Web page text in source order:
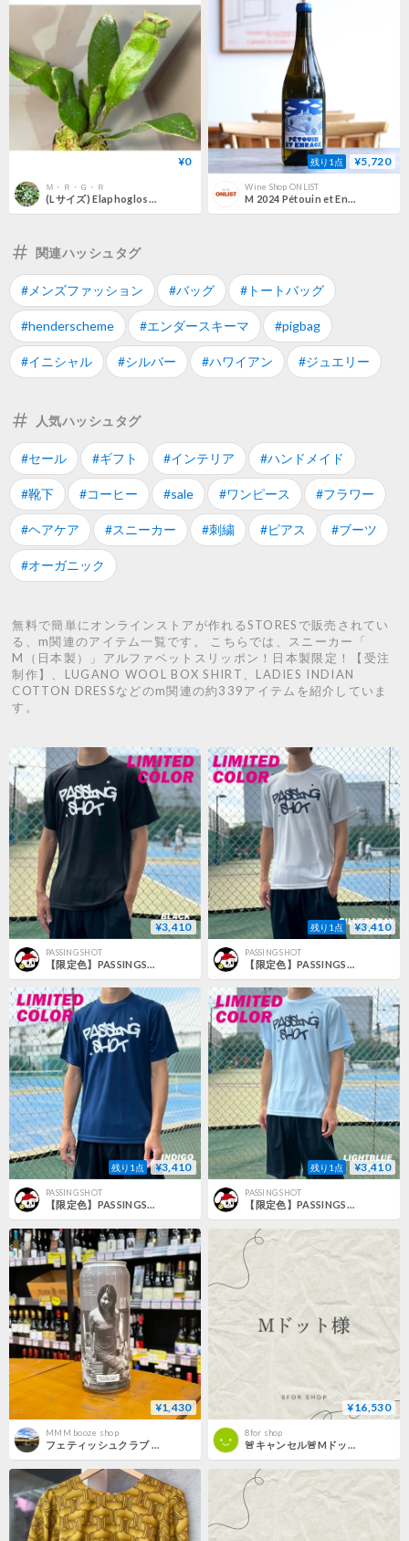
¥0
Ｍ・Ｒ・Ｇ・Ｒ
残り1点 ¥5,720
Wine Shop ONLIST
関連ハッシュタグ
#メンズファッション #バッグ #トートバッグ
#henderscheme #エンダースキーマ #pigbag
#イニシャル #シルバー #ハワイアン #ジュエリー
人気ハッシュタグ
#セール #ギフト #インテリア #ハンドメイド
#靴下 #コーヒー #sale #ワンピース #フラワー
#ヘアケア #スニーカー #刺繍 #ピアス #ブーツ
#オーガニック
無料で簡単にオンラインストアが作れるSTORESで販売されてい
る、m関連のアイテム一覧です。 こちらでは、スニーカー「
M（日本製）」アルファベットスリッポン！日本製限定！【受注
制作】、LUGANO WOOL BOX SHIRT、LADIES INDIAN
COTTON DRESSなどのm関連の約339アイテムを紹介していま
す。
¥3,410
PASSING SHOT
【限定色】PASSINGSHOT 初代Tシャツ BLACK（Mサイズ）
残り1点 ¥3,410
PASSING SHOT
【限定色】PASSINGSHOT 初代Tシャツ SIVERGRAY（Mサイズ）
残り1点 ¥3,410
PASSING SHOT
【限定色】PASSINGSHOT 初代Tシャツ INDIGO（Mサイズ）
残り1点 ¥3,410
PASSING SHOT
【限定色】PASSINGSHOT 初代Tシャツ LIGHTBLUE（Mサイズ）
¥1,430
MMM booze shop
フェティッシュクラブ エム DDH Hazy IPA ( Fetish Club / M DDH Hazy IPA )
¥16,530
8for shop
🚨キャンセル🚨Mドット様11/8・11/11